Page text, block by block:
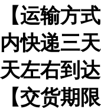
【运输方
内快递三
天左右到
【交货期